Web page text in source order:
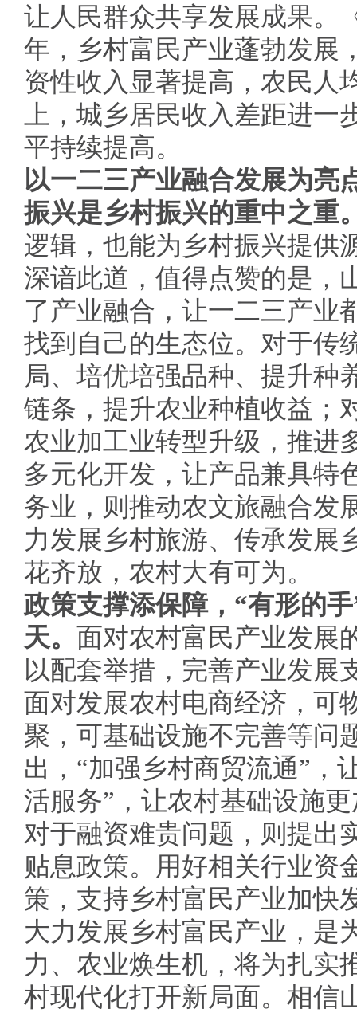
让人民群众共享发展成果。
年，乡村富民产业蓬勃发展
资性收入显著提高，农民人
上，城乡居民收入差距进
平持续提高。
以一二三产业融合发展为亮
振兴是乡村振兴的重中之重
逻辑，也能为乡村振兴提供
深谙此道，值得点赞的是，
了产业融合，让一二三产业
找到自己的生态位。对于传
局、培优培强品种、提升种
链条，提升农业种植收益；
农业加工业转型升级，推进
多元化开发，让产品兼具特
务业，则推动农文旅融合发
力发展乡村旅游、传承发展
花齐放，农村大有可为。
政策支撑添保障，“有形的
天。 面对农村富民产业发展
以配套举措，完善产业发展
面对发展农村电商经济，可
聚，可基础设施不完善等问
出，“加强乡村商贸流通”，
活服务”，让农村基础设施
对于融资难贵问题，则提出
贴息政策。用好相关行业资
策，支持乡村富民产业加快
大力发展乡村富民产业，是
力、农业焕生机，将为扎实
村现代化打开新局面。相信